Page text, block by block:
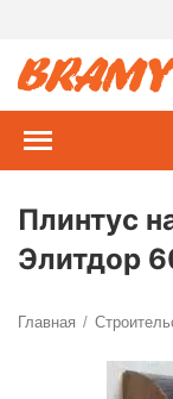
Плинтус
Элитдор
Главная /